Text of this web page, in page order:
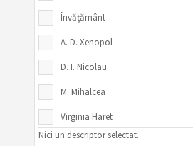
Învățământ
A. D. Xenopol
D. I. Nicolau
M. Mihalcea
Virginia Haret
I. Paxino
Nici un descriptor selectat.